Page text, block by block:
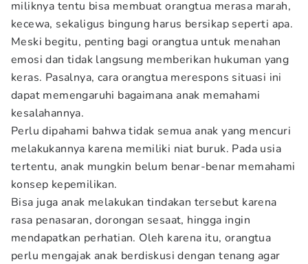
miliknya tentu bisa membuat orangtua merasa marah,
kecewa, sekaligus bingung harus bersikap seperti apa.
Meski begitu, penting bagi orangtua untuk menahan
emosi dan tidak langsung memberikan hukuman yang
keras. Pasalnya, cara orangtua merespons situasi ini
dapat memengaruhi bagaimana anak memahami
kesalahannya.
Perlu dipahami bahwa tidak semua anak yang mencuri
melakukannya karena memiliki niat buruk. Pada usia
tertentu, anak mungkin belum benar-benar memahami
konsep kepemilikan.
Bisa juga anak melakukan tindakan tersebut karena
rasa penasaran, dorongan sesaat, hingga ingin
mendapatkan perhatian. Oleh karena itu, orangtua
perlu mengajak anak berdiskusi dengan tenang agar